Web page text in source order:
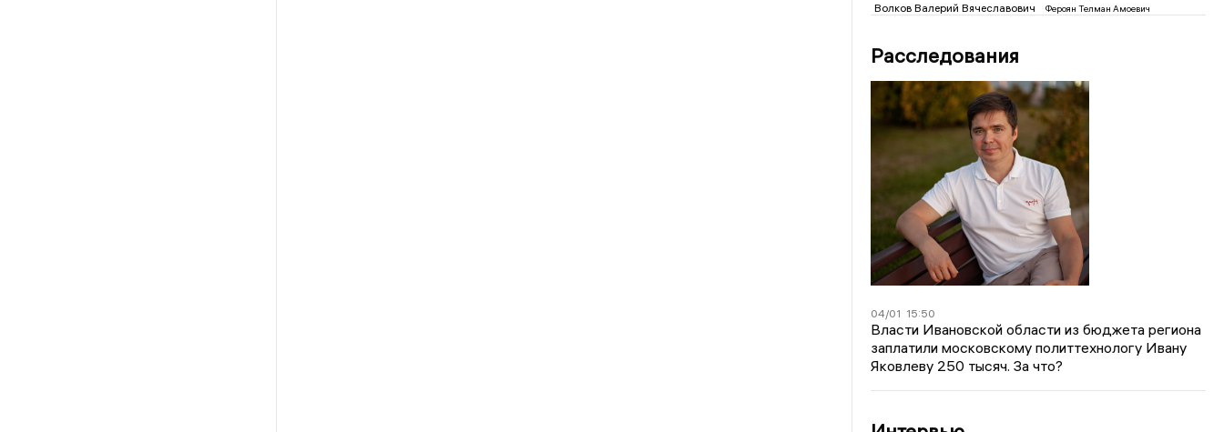
Волков Валерий Вячеславович Фероян Телман Амоевич
Расследования
04/01 15:50
Власти Ивановской области из бюджета региона
заплатили московскому политтехнологу Ивану
Яковлеву 250 тысяч. За что?